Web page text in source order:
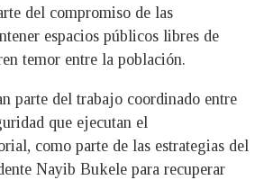
del compromiso de las
espacios públicos libres de
temor entre la población.
parte del trabajo coordinado entre
que ejecutan el
como parte de las estrategias del
Nayib Bukele para recuperar